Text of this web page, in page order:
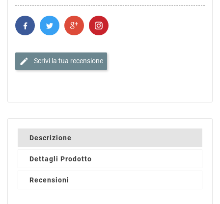
edit Scrivi la tua recensione
Descrizione
Dettagli Prodotto
Recensioni